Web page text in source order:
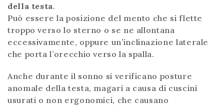
della testa.
Può essere la posizione del mento che si flette
troppo verso lo sterno o se ne allontana
eccessivamente, oppure un’inclinazione laterale
che porta l’orecchio verso la spalla.
Anche durante il sonno si verificano posture
anomale della testa, magari a causa di cuscini
usurati o non ergonomici, che causano